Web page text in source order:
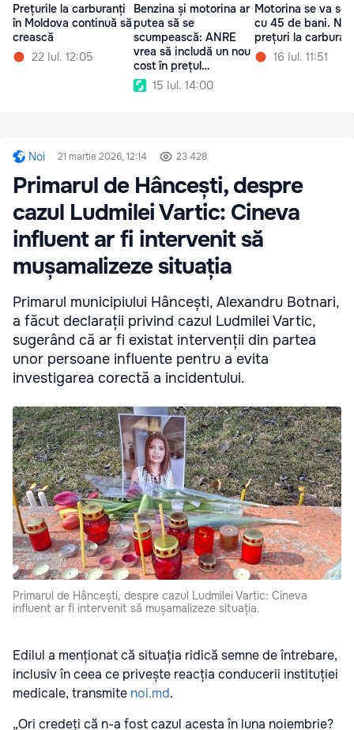
Prețurile la carburanți
în Moldova continuă să
crească
22 Iul. 12:05
Benzina și motorina ar
putea să se
scumpească: ANRE
vrea să includă un nou
cost în prețul
carburanților
15 Iul. 14:00
Motorina se va
cu 45 de bani.
prețuri la
16 Iul. 11:51
Noi 21 martie 2026, 12:14 23 428
Primarul de Hâncești, despre
cazul Ludmilei Vartic: Cineva
influent ar fi intervenit să
mușamalizeze situația
Primarul municipiului Hâncești, Alexandru Botnari,
a făcut declarații privind cazul Ludmilei Vartic,
sugerând că ar fi existat intervenții din partea
unor persoane influente pentru a evita
investigarea corectă a incidentului.
Primarul de Hâncești, despre cazul Ludmilei Vartic: Cineva
influent ar fi intervenit să mușamalizeze situația.
Edilul a menționat că situația ridică semne de întrebare,
inclusiv în ceea ce privește reacția conducerii instituției
medicale, transmite noi.md.
„Ori credeți că n-a fost cazul acesta în luna noiembrie?